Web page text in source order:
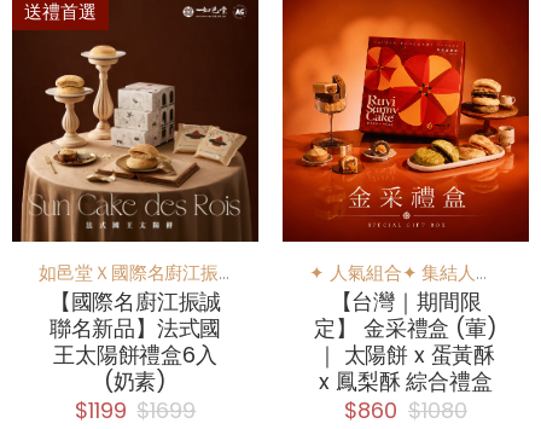
送禮首選
如邑堂Ｘ國際名廚江振誠聯名新品
【國際名廚江振誠
聯名新品】法式國
王太陽餅禮盒6入
(奶素)
$1199 $1699
✦ 人氣組合✦ 集結人氣排行榜所推出的綜合禮盒
【台灣｜期間限
定】 金采禮盒 (葷)
｜ 太陽餅 x 蛋黃酥
x 鳳梨酥 綜合禮盒
$860 $1080